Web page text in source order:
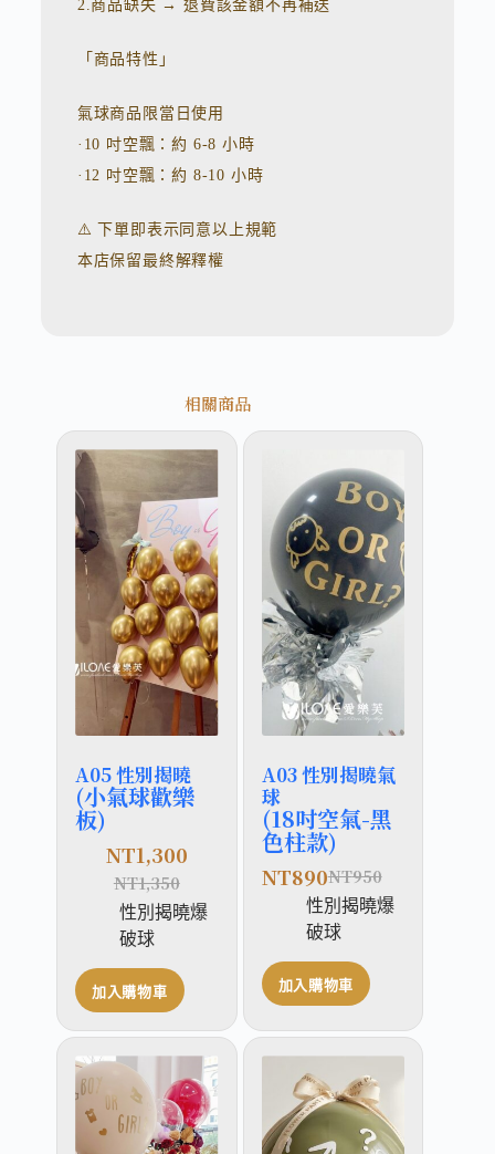
2.商品缺失 → 退費該金額不再補送
「商品特性」
氣球商品限當日使用
·10 吋空飄：約 6-8 小時
·12 吋空飄：約 8-10 小時
⚠️ 下單即表示同意以上規範
本店保留最終解釋權
相關商品
A05 性別揭曉
(小氣球歡樂
板)
NT1,350
NT1,300
性別揭曉爆
破球
加入購物車
A03 性別揭曉氣
球
(18吋空氣-黑
色柱款)
NT950
NT890
性別揭曉爆
破球
加入購物車